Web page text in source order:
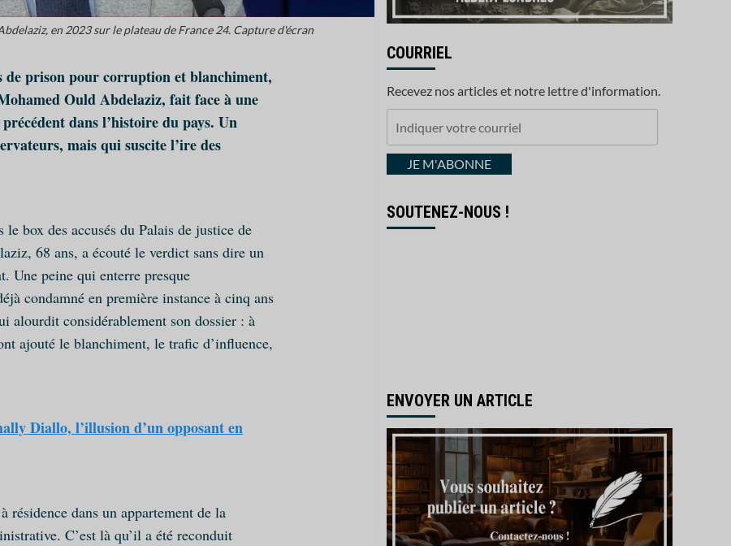
en 2023 sur le plateau de France 24. Capture d'écran
de prison pour corruption et blanchiment,
Ould Abdelaziz, fait face à une
dans l’histoire du pays. Un
mais qui suscite l’ire des
box des accusés du Palais de justice de
68 ans, a écouté le verdict sans dire un
Une peine qui enterre presque
condamné en première instance à cinq ans
alourdit considérablement son dossier : à
ajouté le blanchiment, le trafic d’influence,
Diallo, l’illusion d’un opposant en
résidence dans un appartement de la
C’est là qu’il a été reconduit
COURRIEL
Recevez nos articles et notre lettre d'information.
courrielJE M'ABONNE
SOUTENEZ-NOUS !
ENVOYER UN ARTICLE